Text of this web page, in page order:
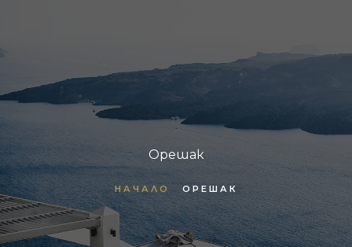
Орешак
НАЧАЛО ОРЕШАК